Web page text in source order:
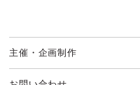
主催・企画制作